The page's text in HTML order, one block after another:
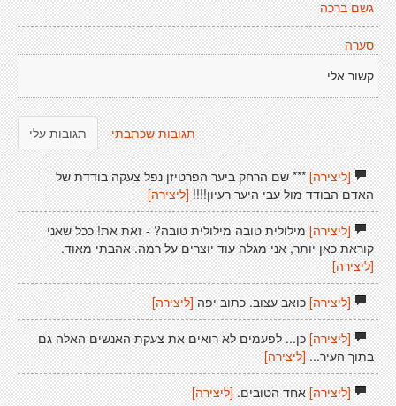
גשם ברכה
סערה
קשור אלי
תגובות עלי תגובות שכתבתי
[ליצירה]*** שם הרחק ביער הפרטיזן נפל צעקה בודדת של
האדם הבודד מול עבי היער רעיון!!!! [ליצירה]
[ליצירה]מילולית טובה מילולית טובה? - זאת את! ככל שאני
קוראת כאן יותר, אני מגלה עוד יוצרים על רמה. אהבתי מאוד.
[ליצירה]
[ליצירה]כואב עצוב. כתוב יפה [ליצירה]
[ליצירה]כן... לפעמים לא רואים את צעקת האנשים האלה גם
בתוך העיר... [ליצירה]
[ליצירה]אחד הטובים. [ליצירה]